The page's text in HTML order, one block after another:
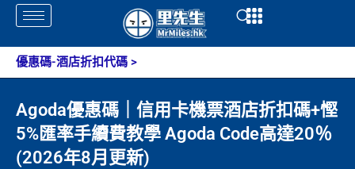
Skip
content
Open
優惠碼-酒店折扣代碼 >
Agoda優惠碼｜信用卡機票酒店折扣碼+慳
5%匯率手續費教學 Agoda Code高達20％
(2026年8月更新)